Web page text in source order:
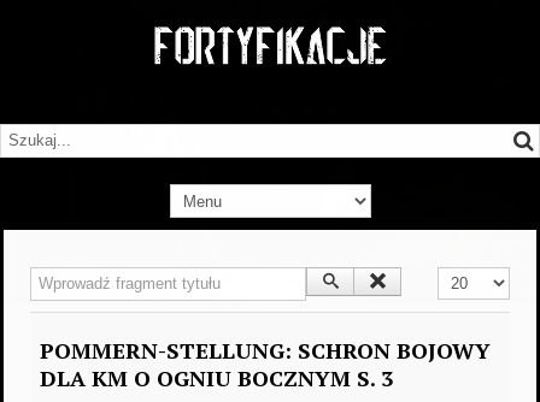
Wprowadź fragment tytułu Pokaż #
POMMERN-STELLUNG: SCHRON BOJOWY
DLA KM O OGNIU BOCZNYM S. 3